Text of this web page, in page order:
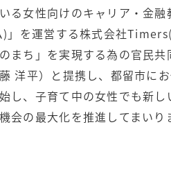
る女性向けのキャリア・金
)」を運営する株式会社
まち」を実現する為の官民
洋平）と提携し、都留市に
し、子育て中の女性でも新
会の最大化を推進してまいり